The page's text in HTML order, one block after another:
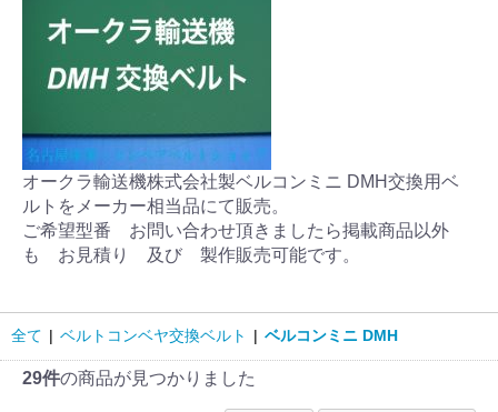
オークラ輸送機株式会社製ベルコンミニ DMH交換用ベ
ルトをメーカー相当品にて販売。
ご希望型番 お問い合わせ頂きましたら掲載商品以外
も お見積り 及び 製作販売可能です。
全て | ベルトコンベヤ交換ベルト | ベルコンミニ DMH
29件の商品が見つかりました